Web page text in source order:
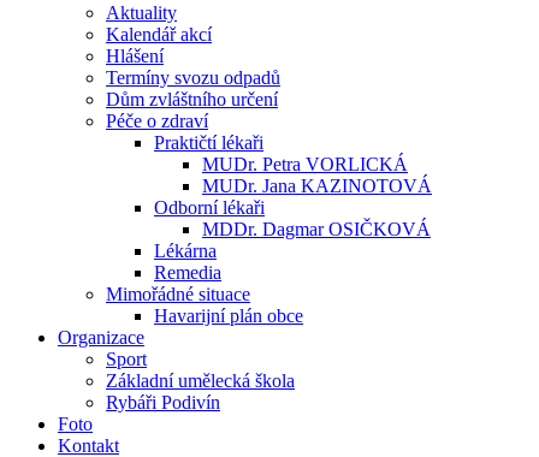
Aktuality
Kalendář akcí
Hlášení
Termíny svozu odpadů
Dům zvláštního určení
Péče o zdraví
Praktičtí lékaři
MUDr. Petra VORLICKÁ
MUDr. Jana KAZINOTOVÁ
Odborní lékaři
MDDr. Dagmar OSIČKOVÁ
Lékárna
Remedia
Mimořádné situace
Havarijní plán obce
Organizace
Sport
Základní umělecká škola
Rybáři Podivín
Foto
Kontakt